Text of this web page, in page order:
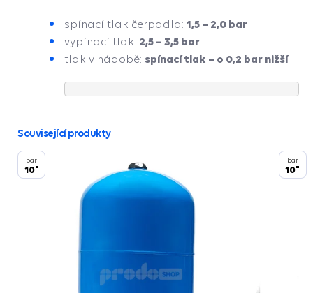
spínací tlak čerpadla: 1,5 – 2,0 bar
vypínací tlak: 2,5 – 3,5 bar
tlak v nádobě: spínací tlak – o 0,2 bar nižší
Související produkty
bar
10"
bar
10"